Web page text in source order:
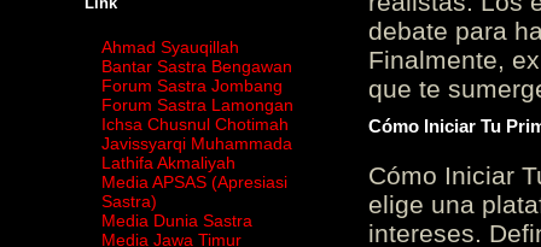
Ahmad Syauqillah
Bantar Sastra Bengawan
Forum Sastra Jombang
Forum Sastra Lamongan
Ichsa Chusnul Chotimah
Javissyarqi Muhammada
Lathifa Akmaliyah
Media APSAS (Apresiasi
Sastra)
Media Dunia Sastra
Media Jawa Timur
debate para
Finalmente,
que te
Cómo Iniciar Tu
Cómo Iniciar
elige una
intereses.